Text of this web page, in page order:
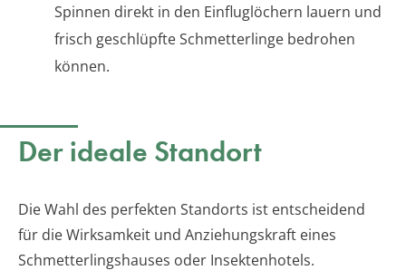
Spinnen direkt in den Einfluglöchern lauern und
frisch geschlüpfte Schmetterlinge bedrohen
können.
Der ideale Standort
Die Wahl des perfekten Standorts ist entscheidend
für die Wirksamkeit und Anziehungskraft eines
Schmetterlingshauses oder Insektenhotels.